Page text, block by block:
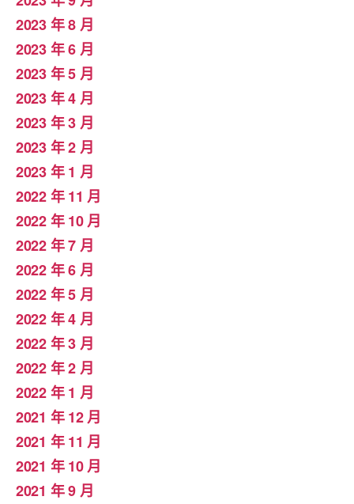
2023 年 8 月
2023 年 6 月
2023 年 5 月
2023 年 4 月
2023 年 3 月
2023 年 2 月
2023 年 1 月
2022 年 11 月
2022 年 10 月
2022 年 7 月
2022 年 6 月
2022 年 5 月
2022 年 4 月
2022 年 3 月
2022 年 2 月
2022 年 1 月
2021 年 12 月
2021 年 11 月
2021 年 10 月
2021 年 9 月